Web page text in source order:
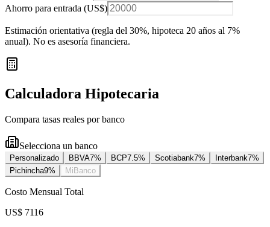
Ahorro para entrada (US$)
Estimación orientativa (regla del 30%, hipoteca 20 años al 7%
anual). No es asesoría financiera.
Calculadora Hipotecaria
Compara tasas reales por banco
Selecciona un banco
Personalizado BBVA7% BCP7.5% Scotiabank7% Interbank7%
Pichincha9% MiBanco
Costo Mensual Total
US$ 7116